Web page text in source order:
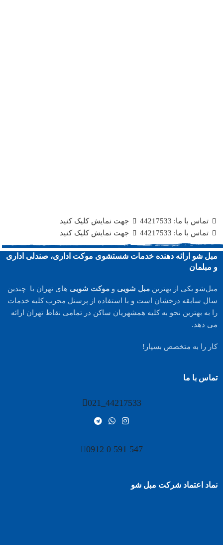
تماس با ما: 44217533
جهت نمایش کلیک کنید
تماس با ما: 44217533
جهت نمایش کلیک کنید
مبل شو ارائه دهنده خدمات شستشوی موکت اداری، صندلی اداری
و مبلمان
مبل‌شو یکی از بهترینمبل شویی وموکت شویی های تهران با چندین
سال سابقه درخشان است و با استفاده از پرسنل مجرب کلیه خدمات
را به بهترین نحو به کلیه همشهریان ساکن در تمامی نقاط تهران ارائه
می دهد.
کار را به متخصص بسپار!
تماس با ما
44217533_021
547 591 0 0912
نماد اعتماد شرکت مبل شو